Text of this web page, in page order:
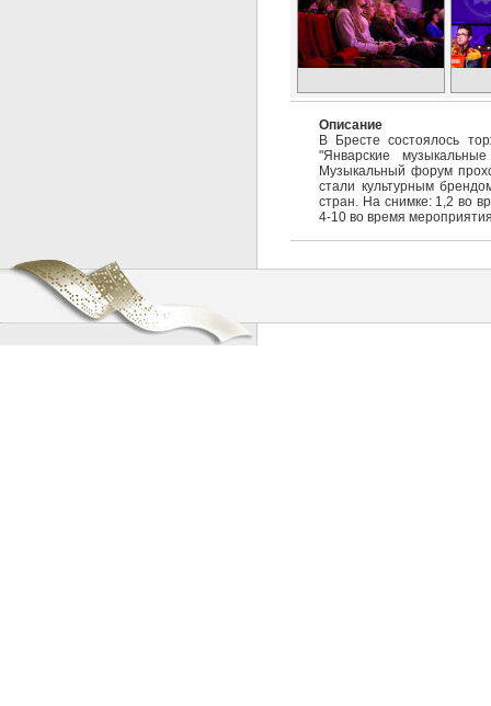
Описание
В Бресте состоялось
"Январские
Музыкальный форум
стали культурным
стран. На снимке: 1,2 во
4-10 во время